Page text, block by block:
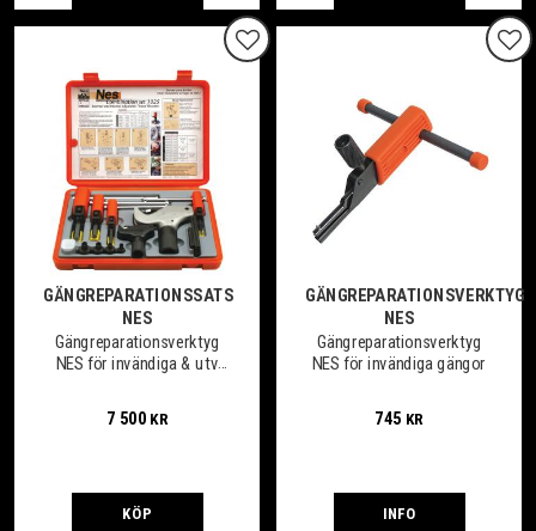
GÄNGREPARATIONSSATS
NES
Gängreparationsverktyg
NES för invändiga & utv
7 500KR
Lägg till i favoriter
KÖP
GÄNGREPARATIONSVERKTYG
NES
Gängreparationsverktyg
NES för invändiga gängor
745 KR
INFO